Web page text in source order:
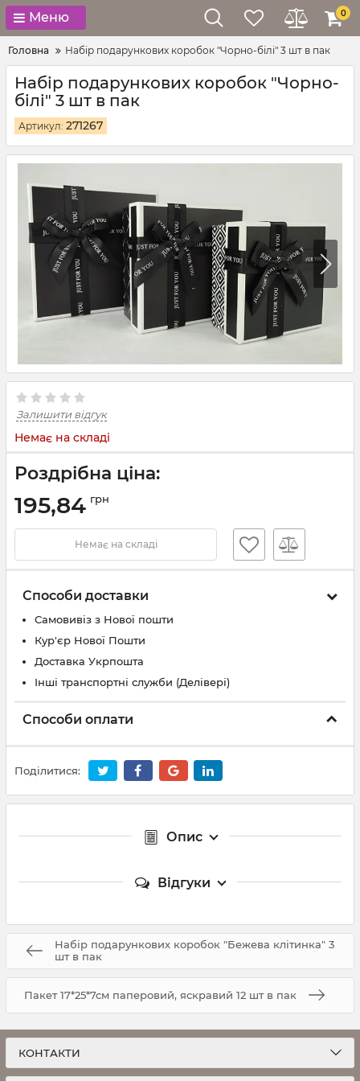
Меню 0
Головна Набір подарункових коробок "Чорно-білі" 3 шт в пак
Набір подарункових коробок "Чорно-
білі" 3 шт в пак
Артикул: 271267
Залишити відгук
Немає на складі
Роздрібна ціна:
195,84 грн
Немає на складі
Способи доставки
Самовивіз з Нової пошти
Кур'єр Нової Пошти
Доставка Укрпошта
Інші транспортні служби (Делівері)
Способи оплати
Поділитися:
Опис
Відгуки
Набір подарункових коробок "Бежева клітинка" 3
шт в пак
Пакет 17*25*7см паперовий, яскравий 12 шт в пак
КОНТАКТИ